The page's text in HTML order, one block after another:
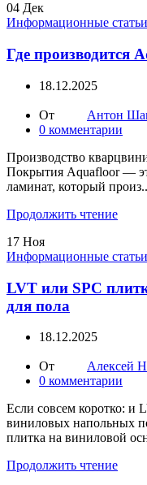
04 Дек
Информационные статьи
Где производится
18.12.2025
От
Антон
0 комментарии
Производство
Покрытия Aquafloor —
ламинат, который
Продолжить чтение
17 Ноя
Информационные статьи
LVT или SPC
для пола
18.12.2025
От
Алексей
0 комментарии
Если совсем коротко: и
виниловых напольных
плитка на виниловой
Продолжить чтение